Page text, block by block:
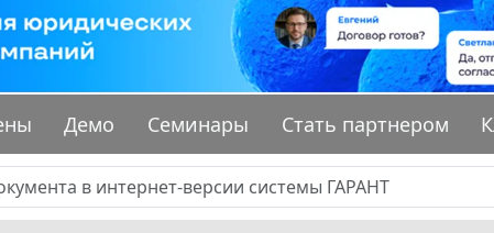
Демо Семинары Стать партнером